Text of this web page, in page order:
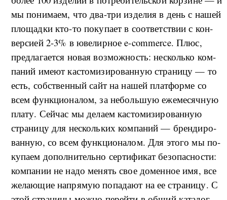
мы по­ни­ма­ем, что два-три из­де­лия в день с на­шей
пло­ща­д­ки кто-то по­ку­па­ет в со­о­т­вет­ствии с кон­
вер­си­ей 2-3% в юве­ли­р­ное e-commerce. Плюс,
пред­ла­га­ет­ся но­вая воз­мо­ж­но­сть: не­сколь­ко ко­м­
па­ний име­ют ка­сто­ми­зи­ро­ван­ную стра­ни­цу — то
есть, соб­ствен­ный сайт на на­шей плат­фор­ме со
всем фун­к­ци­о­на­лом, за не­боль­шую еже­ме­сяч­ную
пла­ту. Сей­час мы де­ла­ем ка­сто­ми­зи­ро­ван­ную
стра­ни­цу для не­сколь­ких ко­м­па­ний — брен­ди­ро­
ван­ную, со всем фун­к­ци­о­на­лом. Для это­го мы по­
ку­па­ем до­пол­ни­тель­но сер­ти­фи­кат без­о­пас­но­сти:
ко­м­па­нии не на­до ме­нять свое до­мен­ное имя, все
же­ла­ю­щие на­пря­мую по­па­да­ют на ее стра­ни­цу. С